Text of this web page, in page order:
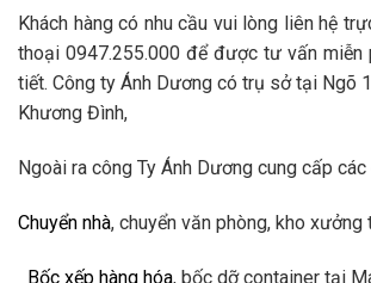
Khách hàng có nhu cầu vui lòng liên hệ
thoại 0947.255.000 để được tư vấn miễn
tiết. Công ty Ánh Dương có trụ sở tại Ngõ
Khương Đình,
Ngoài ra công Ty Ánh Dương cung cấp các
Chuyển nhà, chuyển văn phòng, kho
Bốc xếp hàng hóa, bốc dỡ container tại